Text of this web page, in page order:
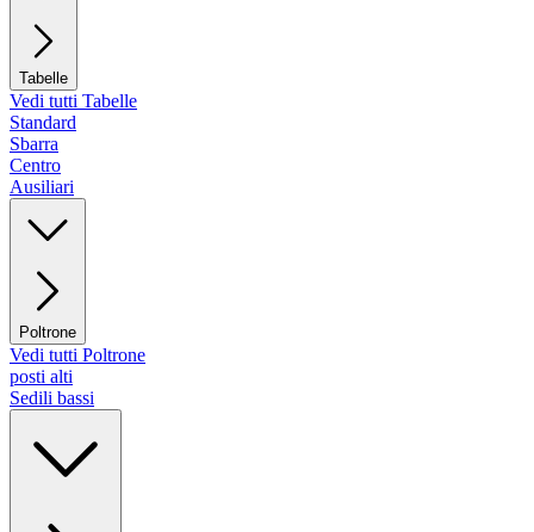
Tabelle
Vedi tutti Tabelle
Standard
Sbarra
Centro
Ausiliari
Poltrone
Vedi tutti Poltrone
posti alti
Sedili bassi